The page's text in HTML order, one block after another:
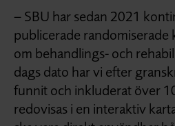
– SBU har sedan 2021
publicerade
om behandlings- och
dags dato har vi efter
funnit och inkluderat över
redovisas i en interaktiv